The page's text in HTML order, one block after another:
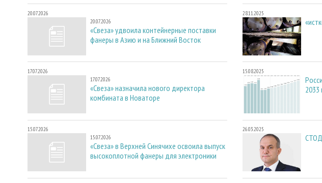
20.07.2026
20.07.2026
«Свеза» удвоила контейнерные поставки
фанеры в Азию и на Ближний Восток
17.07.2026
17.07.2026
«Свеза» назначила нового директора
комбината в Новаторе
15.07.2026
15.07.2026
«Свеза» в Верхней Синячихе освоила выпуск
высокоплотной фанеры для электроники
28.11.2025
15.08.2025
2033
26.03.2025
СТОД